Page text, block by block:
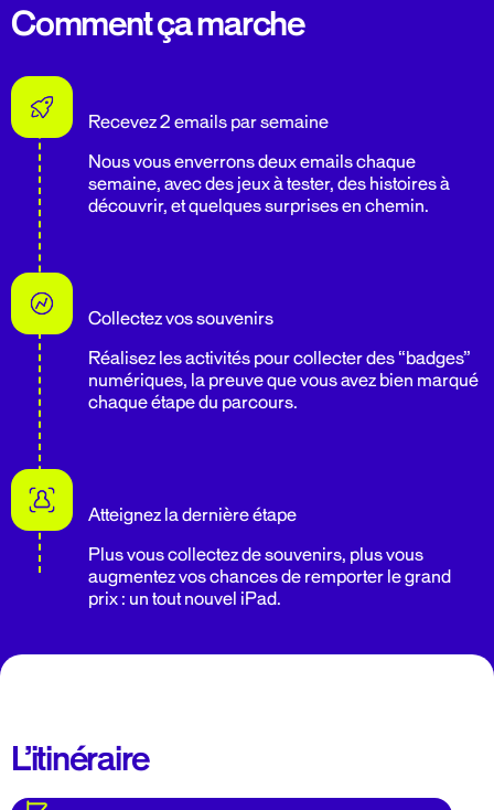
Comment ça marche
Recevez 2 emails par semaine
Nous vous enverrons deux emails chaque
semaine, avec des jeux à tester, des histoires à
découvrir, et quelques surprises en chemin.
Collectez vos souvenirs
Réalisez les activités pour collecter des “badges”
numériques, la preuve que vous avez bien marqué
chaque étape du parcours.
Atteignez la dernière étape
Plus vous collectez de souvenirs, plus vous
augmentez vos chances de remporter le grand
prix : un tout nouvel iPad.
L’itinéraire